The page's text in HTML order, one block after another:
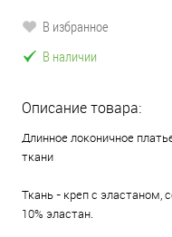
В избранное
В наличии
Описание товара:
Длинное локоничное
ткани
Ткань - креп с эластаном,
10% эластан.